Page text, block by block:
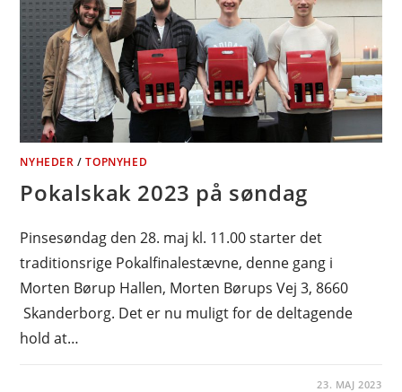
NYHEDER /TOPNYHED
Pokalskak 2023 på søndag
Pinsesøndag den 28. maj kl. 11.00 starter det
traditionsrige Pokalfinalestævne, denne gang i
Morten Børup Hallen, Morten Børups Vej 3, 8660
Skanderborg. Det er nu muligt for de deltagende
hold at…
23. MAJ 2023